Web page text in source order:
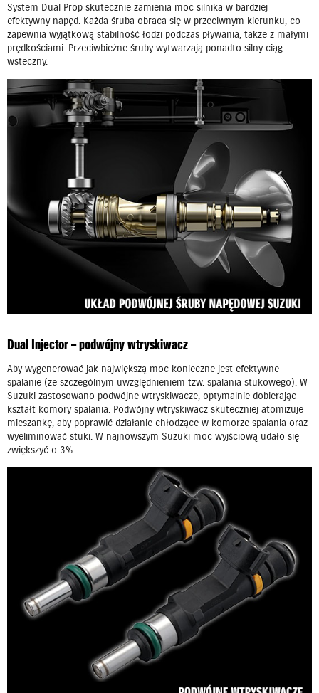
System Dual Prop skutecznie zamienia moc silnika w bardziej
efektywny napęd. Każda śruba obraca się w przeciwnym kierunku, co
zapewnia wyjątkową stabilność łodzi podczas pływania, także z małymi
prędkościami. Przeciwbieżne śruby wytwarzają ponadto silny ciąg
wsteczny.
Dual Injector – podwójny wtryskiwacz
Aby wygenerować jak największą moc konieczne jest efektywne
spalanie (ze szczególnym uwzględnieniem tzw. spalania stukowego). W
Suzuki zastosowano podwójne wtryskiwacze, optymalnie dobierając
kształt komory spalania. Podwójny wtryskiwacz skuteczniej atomizuje
mieszankę, aby poprawić działanie chłodzące w komorze spalania oraz
wyeliminować stuki. W najnowszym Suzuki moc wyjściową udało się
zwiększyć o 3%.